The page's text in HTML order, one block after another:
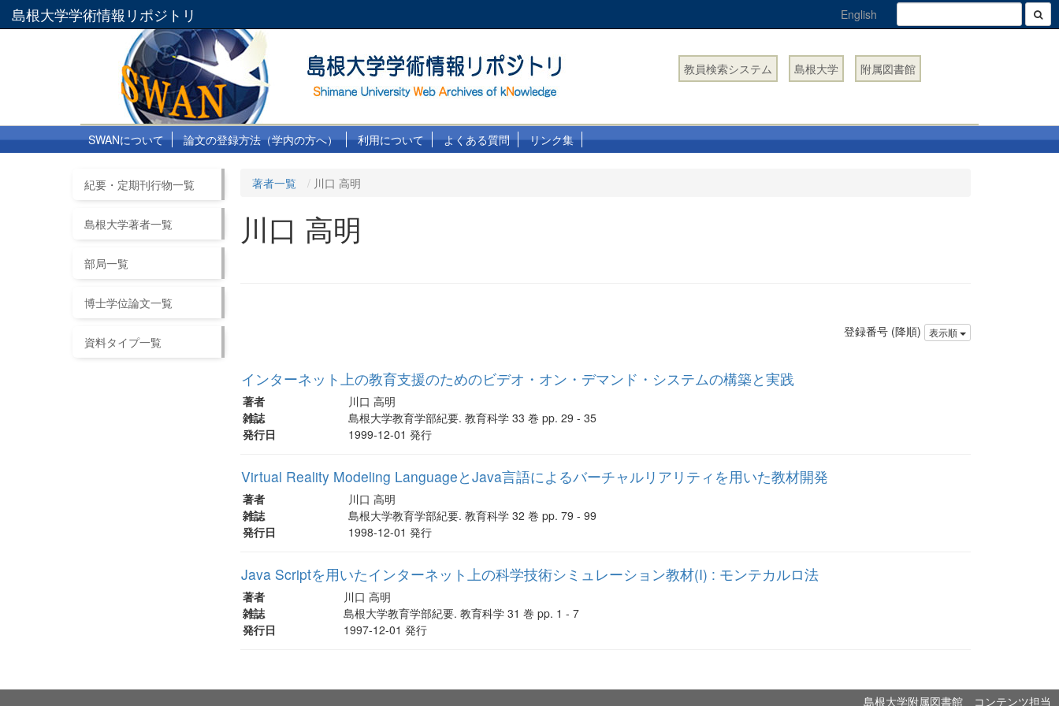
島根大学学術情報リポジトリ English
教員検索システム 島根大学 附属図書館
SWANについて 論文の登録方法（学内の方へ） 利用について よくある質問 リンク集
紀要・定期刊行物一覧
島根大学著者一覧
部局一覧
博士学位論文一覧
資料タイプ一覧
著者一覧 川口 高明
川口 高明
登録番号 (降順) 表示順
インターネット上の教育支援のためのビデオ・オン・デマンド・システムの構築と実践
著者
川口 高明
雑誌
島根大学教育学部紀要. 教育科学 33 巻 pp. 29 - 35
発行日
1999-12-01 発行
Virtual Reality Modeling LanguageとJava言語によるバーチャルリアリティを用いた教材開発
著者
川口 高明
雑誌
島根大学教育学部紀要. 教育科学 32 巻 pp. 79 - 99
発行日
1998-12-01 発行
Java Scriptを用いたインターネット上の科学技術シミュレーション教材(I) : モンテカルロ法
著者
川口 高明
雑誌
島根大学教育学部紀要. 教育科学 31 巻 pp. 1 - 7
発行日
1997-12-01 発行
島根大学附属図書館 コンテンツ担当